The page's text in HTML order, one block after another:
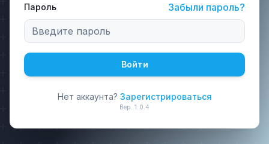
Пароль Забыли пароль?
Войти
Нет аккаунта? Зарегистрироваться
Вер. 1.0.4